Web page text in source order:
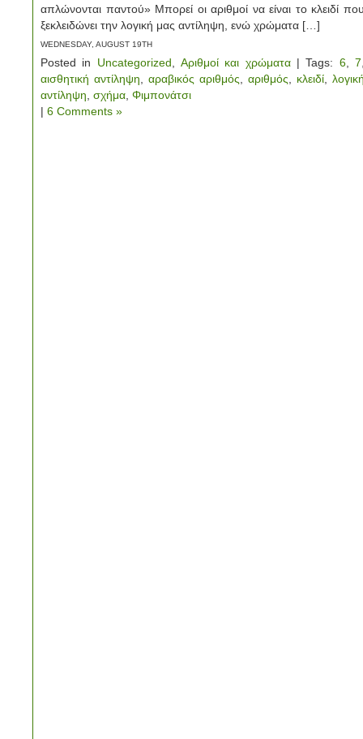
απλώνονται παντού» Μπορεί οι αριθμοί να είναι το κλειδί
ξεκλειδώνει την λογική μας αντίληψη, ενώ χρώματα […]
WEDNESDAY, AUGUST 19TH
Posted in Uncategorized ,Αριθμοί και χρώματα| Tags: 6,7
αισθητική αντίληψη
αραβικός αριθμός αριθμός κλειδί
αντίληψη σχήμα Φιμπονάτσι
| 6 Comments »